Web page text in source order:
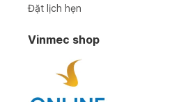
Đặt lịch hẹn
Vinmec shop